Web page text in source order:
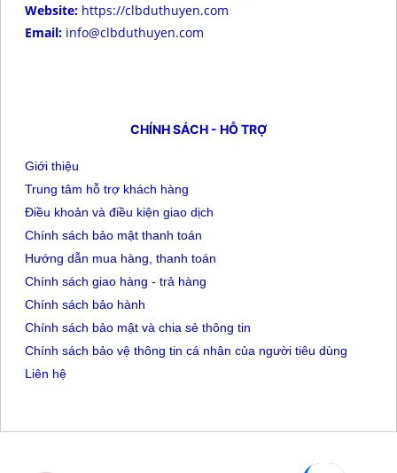
Website: https://clbduthuyen.com
Email:info@clbduthuyen.com
CHÍNH SÁCH - HỖ TRỢ
Giới thiệu
Trung tâm hỗ trợ khách hàng
Điều khoản và điều kiện giao dịch
Chính sách bảo mật thanh toán
Hướng dẫn mua hàng, thanh toán
Chính sách giao hàng - trả hàng
Chính sách bảo hành
Chính sách bảo mật và chia sẻ thông tin
Chính sách bảo vệ thông tin cá nhân của người tiêu dùng
Liên hệ